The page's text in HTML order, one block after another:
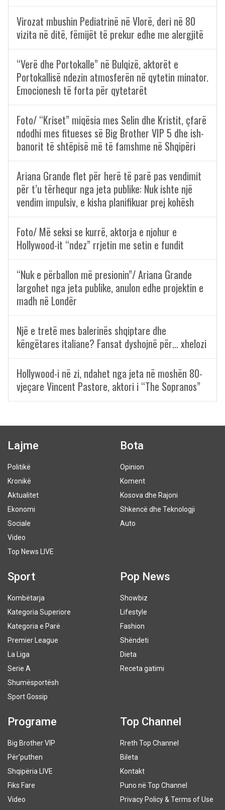
Virozat mbushin Pediatrinë në Vlorë, deri në 80
vizita në ditë, fëmijët të prekur edhe me alergjitë
“Verë dhe Portokalle” në Bulqizë, aktorët e
Portokallisë ndezin atmosferën në qytetin minator.
Emocionesh të forta për qytetarët
Foto/ “Kriset” miqësia mes Selin dhe Kristit, çfarë
ndodhi mes fitueses së Big Brother VIP 5 dhe ish-
banorit të shtëpisë më të famshme në Shqipëri
Ariana Grande flet për herë të parë pas vendimit
për t’u tërhequr nga jeta publike: Nuk ishte një
vendim impulsiv, e kisha planifikuar prej kohësh
Foto/ Më seksi se kurrë, aktorja e njohur e
Hollywood-it “ndez” rrjetin me setin e fundit
“Nuk e përballon më presionin”/ Ariana Grande
largohet nga jeta publike, anulon edhe projektin e
madh në Londër
Një e tretë mes balerinës shqiptare dhe
këngëtares italiane? Fansat dyshojnë për… xhelozi
Hollywood-i në zi, ndahet nga jeta në moshën 80-
vjeçare Vincent Pastore, aktori i “The Sopranos”
Lajme
Politikë
Kronikë
Aktualitet
Ekonomi
Sociale
Video
Top News LIVE
Bota
Opinion
Koment
Kosova dhe Rajoni
Shkencë dhe Teknologji
Auto
Sport
Kombëtarja
Kategoria Superiore
Kategoria e Parë
Premier League
La Liga
Serie A
Shumësportësh
Sport Gossip
Pop News
Showbiz
Lifestyle
Fashion
Shëndeti
Dieta
Receta gatimi
Programe
Big Brother VIP
Për’puthen
Shqipëria LIVE
Fiks Fare
Video
Top Channel
Rreth Top Channel
Bileta
Kontakt
Puno në Top Channel
Privacy Policy & Terms of Use